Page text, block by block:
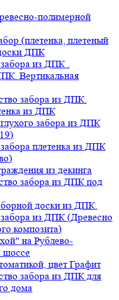
полимерной
(плетенка, плетеный
ДПК
из ДПК .
Вертикальная
забора из ДПК.
из ДПК
забора из ДПК
плетенка из ДПК
из декинга
забора из ДПК под
доски из ДПК.
забора из ДПК (Древесно
композита)
на Рублево-
шоссе
цвет Графит
забора из ДПК для
дома